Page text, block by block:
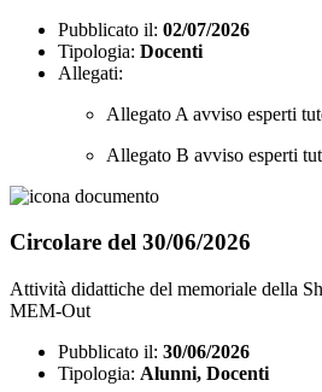
Pubblicato il: 02/07/2026
Tipologia: Docenti
Allegati:
Allegato A avviso esperti
Allegato B avviso esperti
Circolare del 30/06/2026
Attività didattiche del memoriale della
MEM-Out
Pubblicato il: 30/06/2026
Tipologia: Alunni, Docenti